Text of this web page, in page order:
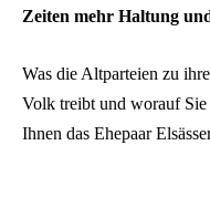
Zeiten mehr Haltung
Was die Altparteien zu
Volk treibt und worauf Sie
Ihnen das Ehepaar